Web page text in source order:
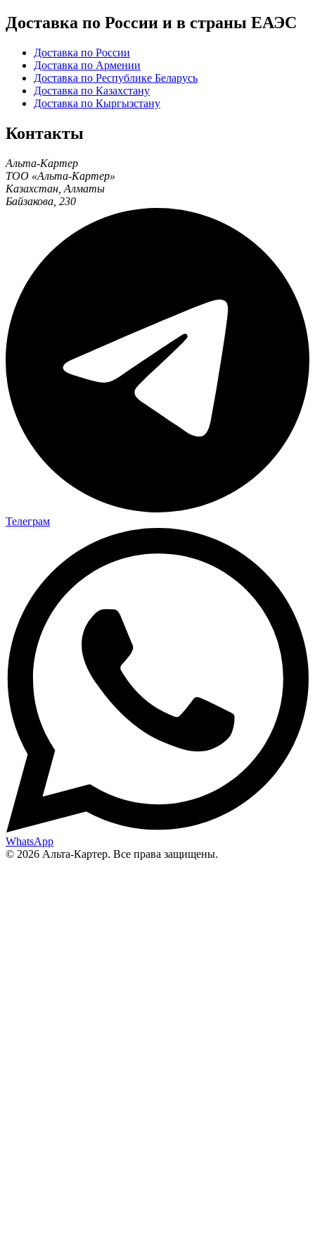
Доставка по России и в страны ЕАЭС
Доставка по России
Доставка по Армении
Доставка по Республике Беларусь
Доставка по Казахстану
Доставка по Кыргызстану
Контакты
Альта-Картер
ТОО «Альта-Картер»
Казахстан Алматы
Байзакова, 230
Телеграм
WhatsApp
© 2026 Альта-Картер. Все права защищены.